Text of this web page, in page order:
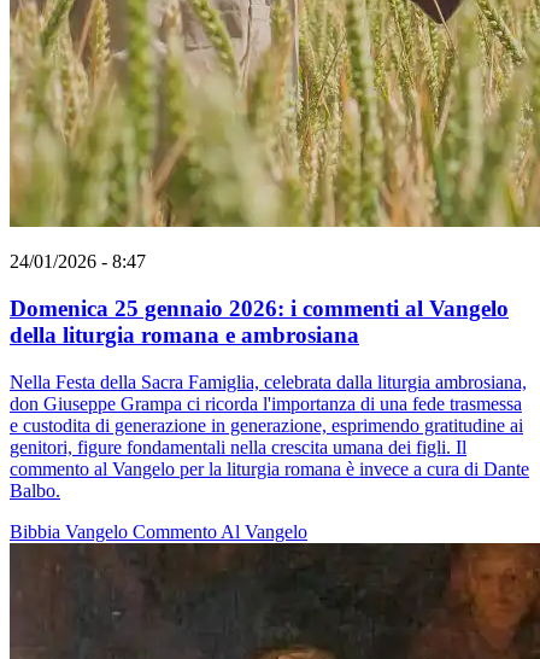
24/01/2026 - 8:47
Domenica 25 gennaio 2026: i commenti al Vangelo
della liturgia romana e ambrosiana
Nella Festa della Sacra Famiglia, celebrata dalla liturgia ambrosiana,
don Giuseppe Grampa ci ricorda l'importanza di una fede trasmessa
e custodita di generazione in generazione, esprimendo gratitudine ai
genitori, figure fondamentali nella crescita umana dei figli. Il
commento al Vangelo per la liturgia romana è invece a cura di Dante
Balbo.
Bibbia Vangelo Commento Al Vangelo